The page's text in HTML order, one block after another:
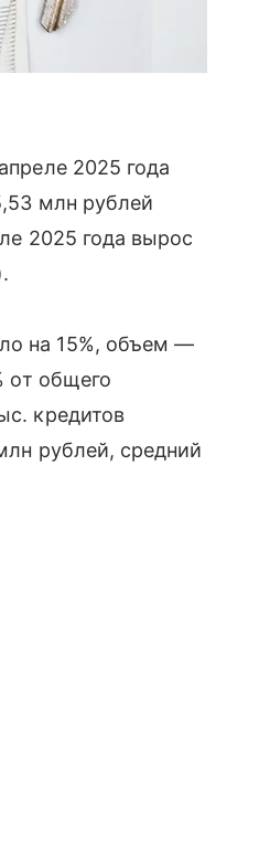
2025 года
млн рублей
2025 года вырос
на 15%, объем —
от общего
кредитов
рублей, средний